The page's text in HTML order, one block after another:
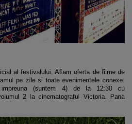
al festivalului. Aflam oferta de filme de
pe zile si toate evenimentele conexe.
impreuna (suntem 4) de la 12:30 cu
2 la cinematograful Victoria. Pana